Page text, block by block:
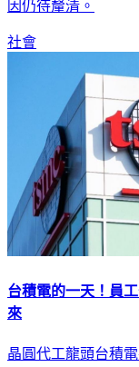
因仍待釐清。
社會
台積電的一天！員
來
晶圓代工龍頭台積